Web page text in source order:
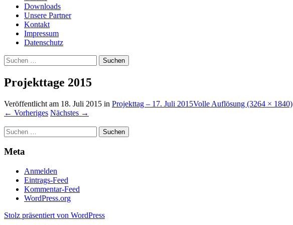
Downloads
Unsere Partner
Kontakt
Impressum
Datenschutz
Suchen
nach:
Projekttage 2015
Veröffentlicht am 18. Juli 2015 in Projekttag – 17. Juli 2015Volle Auflösung (3264 × 1840)
← Vorheriges Nächstes →
Suchen
nach:
Meta
Anmelden
Eintrags-Feed
Kommentar-Feed
WordPress.org
Stolz präsentiert von WordPress